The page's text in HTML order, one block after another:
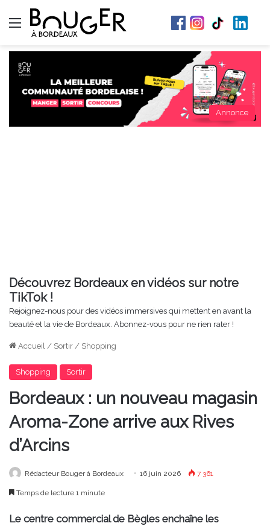
Menu
Annonce
Découvrez Bordeaux en vidéos sur notre
TikTok !
Rejoignez-nous pour des vidéos immersives qui mettent en avant la
beauté et la vie de Bordeaux. Abonnez-vous pour ne rien rater !
Accueil / Sortir / Shopping
Shopping Sortir
Bordeaux : un nouveau magasin
Aroma-Zone arrive aux Rives
d’Arcins
Rédacteur Bouger à Bordeaux 16 juin 2026 7 361
Temps de lecture 1 minute
Le centre commercial de Bègles enchaîne les